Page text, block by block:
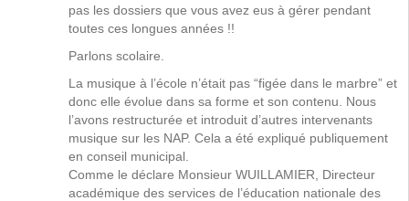
pas les dossiers que vous avez eus à gérer pendant
toutes ces longues années !!
Parlons scolaire.
La musique à l’école n’était pas “figée dans le marbre” et
donc elle évolue dans sa forme et son contenu. Nous
l’avons restructurée et introduit d’autres intervenants
musique sur les NAP. Cela a été expliqué publiquement
en conseil municipal.
Comme le déclare Monsieur WUILLAMIER, Directeur
académique des services de l’éducation nationale des